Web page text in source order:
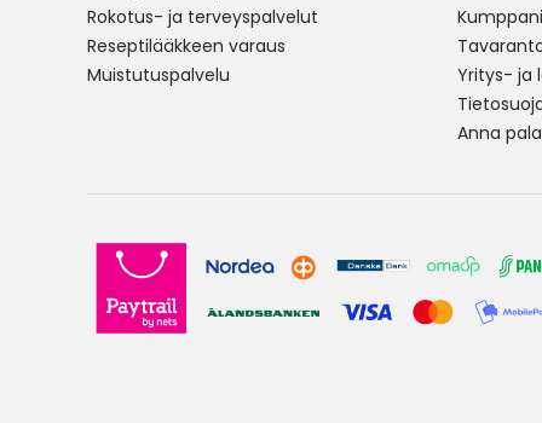
Rokotus- ja terveyspalvelut
Reseptilääkkeen varaus
Muistutuspalvelu
Yritys- ja
Anna